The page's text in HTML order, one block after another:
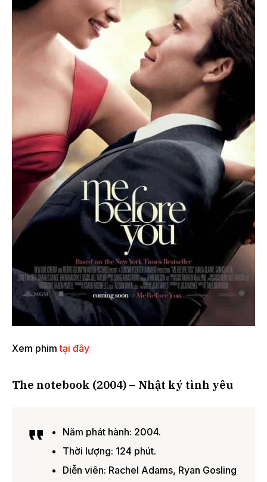
Xem phimtại đây
The notebook (2004) – Nhật ký tình yêu
Năm phát hành: 2004.
Thời lượng: 124 phút.
Diễn viên: Rachel Adams, Ryan Gosling